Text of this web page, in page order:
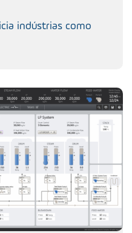
indústrias como